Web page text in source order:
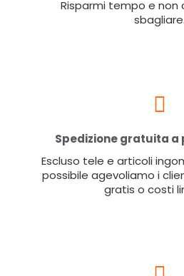
Risparmi tempo e non
sbagliare.
Spedizione gratuita a
Escluso tele e articoli
possibile agevoliamo i
gratis o costi